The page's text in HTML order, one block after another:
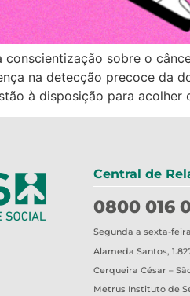
conscientização sobre o
na detecção precoce da
à disposição para acolher
Central de
0800 016
Segunda a sexta-
Alameda Santos,
Cerqueira César –
Metrus Instituto de